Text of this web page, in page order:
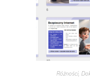
Różności,